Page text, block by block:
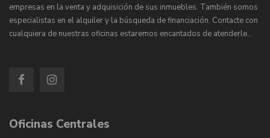
empresas en la venta y adquisición de sus inmuebles. También somos
especialistas en el alquiler y la búsqueda de financiación. Contacte con
cualquiera de nuestras oficinas estaremos encantados de atenderle…
Oficinas Centrales